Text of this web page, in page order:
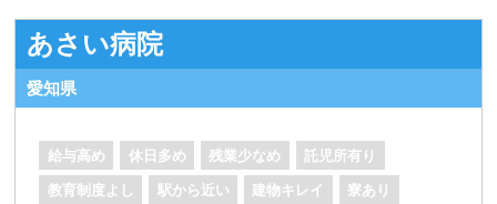
あさい病院
愛知県
給与高め 休日多め 残業少なめ 託児所有り
教育制度よし 駅から近い 建物キレイ 寮あり